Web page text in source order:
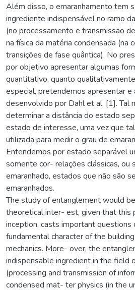
Além disso, o emaranhamento tem
ingrediente indispensável no ramo
(no processamento e transmissão
na física da matéria condensada (na
transições de fase quântica). No
por objetivo apresentar algumas
quantitativo, quanto
especial, pretendemos apresentar e
desenvolvido por Dahl et al. [1]. Tal
determinar a distância do estado
estado de interesse, uma vez que
utilizada para medir o grau de
Entendemos por estado separável
somente cor- relações clássicas, ou
emaranhado, estados que não são
emaranhados.
The study of entanglement would
theoretical inter- est, given that this
inception, casts important questions
fundamental character of the
mechanics. More- over, the
indispensable ingredient in the field
(processing and transmission of
condensed mat- ter physics (in the